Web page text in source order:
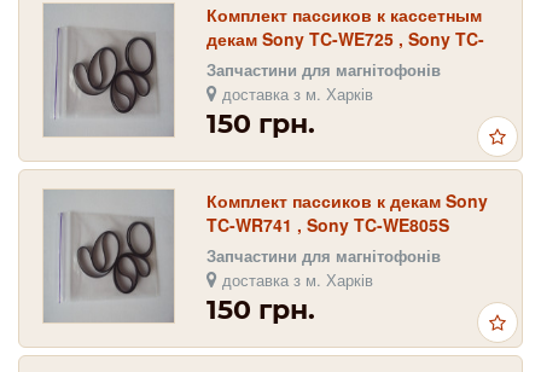
Комплект пассиков к кассетным
декам Sony TC-WE725 , Sony TC-
WE625 , Sony TC-WE825 , Sony TC-
WR545
Запчастини для магнітофонів
доставка з м. Харків
150 грн.
Комплект пассиков к декам Sony
TC-WR741 , Sony TC-WE805S
Запчастини для магнітофонів
доставка з м. Харків
150 грн.